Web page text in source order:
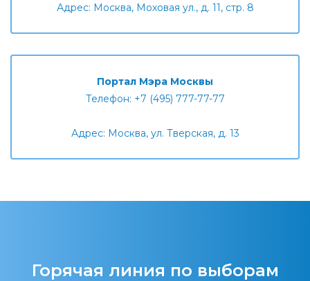
Адрес: Москва, Моховая ул., д. 11, стр. 8
Портал Мэра Москвы
Телефон: +7 (495) 777-77-77
Адрес: Москва, ул. Тверская, д. 13
Горячая линия по выборам